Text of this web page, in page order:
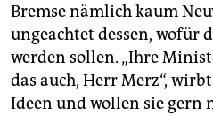
Bremse nämlich kaum
ungeachtet dessen, wofür
werden sollen. „Ihre
das auch, Herr Merz“,
Ideen und wollen sie gern